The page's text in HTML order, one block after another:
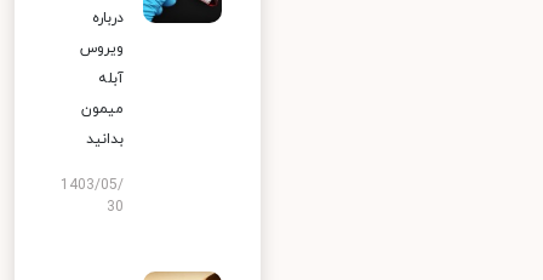
درباره
ویروس
آبله
میمون
بدانید
1403/05/
30